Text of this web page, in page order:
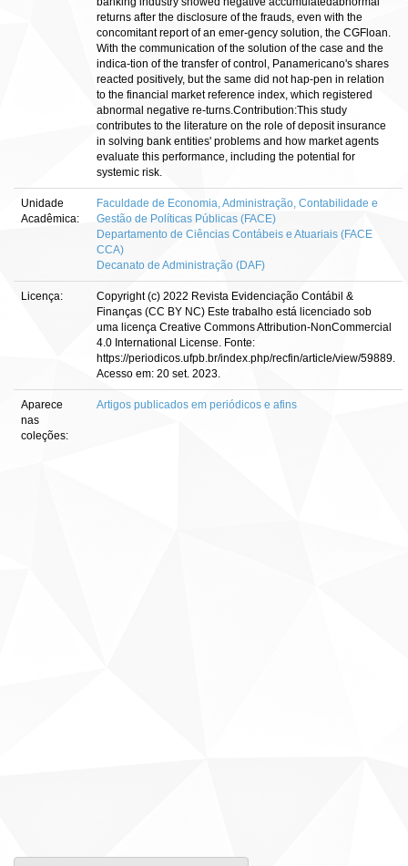
returns after the disclosure of the frauds, even with the
concomitant report of an emer-gency solution, the CGFloan.
With the communication of the solution of the case and the
indica-tion of the transfer of control, Panamericano's shares
reacted positively, but the same did not hap-pen in relation
to the financial market reference index, which registered
abnormal negative re-turns.Contribution:This study
contributes to the literature on the role of deposit insurance
in solving bank entities' problems and how market agents
evaluate this performance, including the potential for
systemic risk.
Unidade
Acadêmica:
Faculdade de Economia, Administração, Contabilidade e
Gestão de Políticas Públicas (FACE)
Departamento de Ciências Contábeis e Atuariais (FACE
CCA)
Decanato de Administração (DAF)
Licença:
Copyright (c) 2022 Revista Evidenciação Contábil &
Finanças (CC BY NC) Este trabalho está licenciado sob
uma licença Creative Commons Attribution-NonCommercial
4.0 International License. Fonte:
https://periodicos.ufpb.br/index.php/recfin/article/view/59889.
Acesso em: 20 set. 2023.
Aparece
nas
coleções:
Artigos publicados em periódicos e afins